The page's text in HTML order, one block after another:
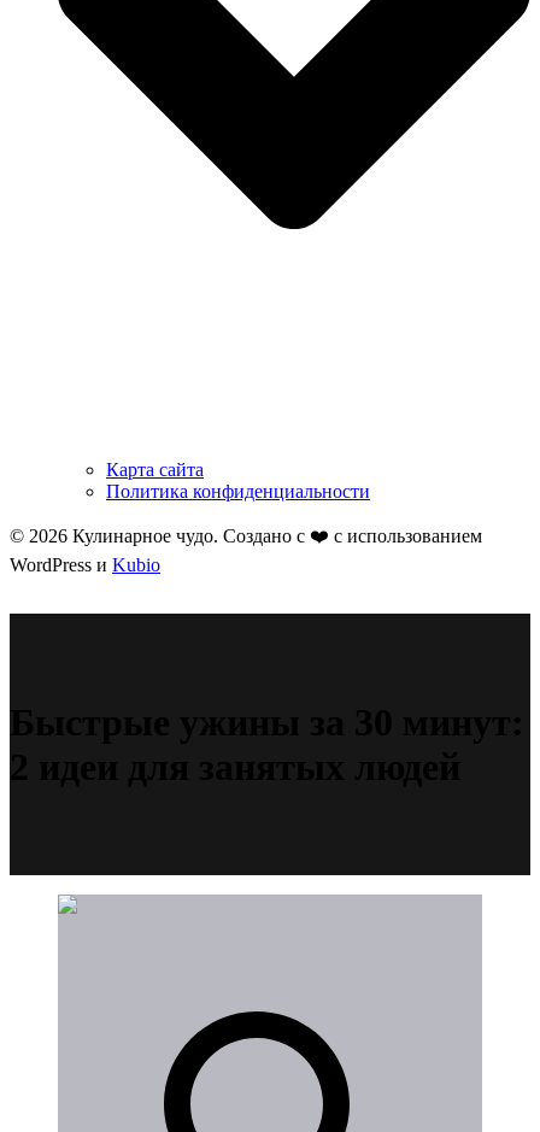
Карта сайта
Политика конфиденциальности
© 2026 Кулинарное чудо. Создано с ❤️ с использованием
WordPress и Kubio
Быстрые ужины за 30 минут:
2 идеи для занятых людей